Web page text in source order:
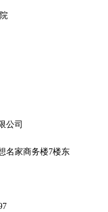
公司
名家商务楼7楼东